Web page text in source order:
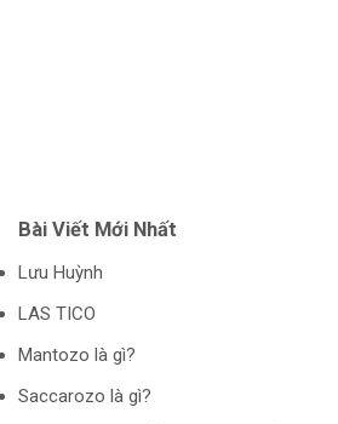
Bài Viết Mới Nhất
Lưu Huỳnh
LAS TICO
Mantozo là gì?
Saccarozo là gì?